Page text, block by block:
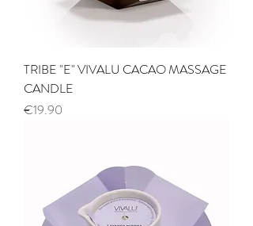
TRIBE "E" VIVALU CACAO MASSAGE
CANDLE
Price
€19.90